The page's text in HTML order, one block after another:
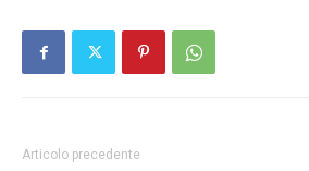
Articolo precedente